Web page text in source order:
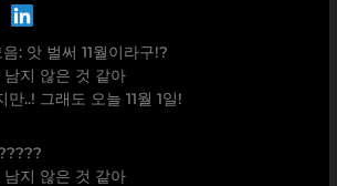
: 앗 벌써 11월이라구!?
지 않은 것 같아
..! 그래도 오늘 11월 1일!
지 않은 것 같아